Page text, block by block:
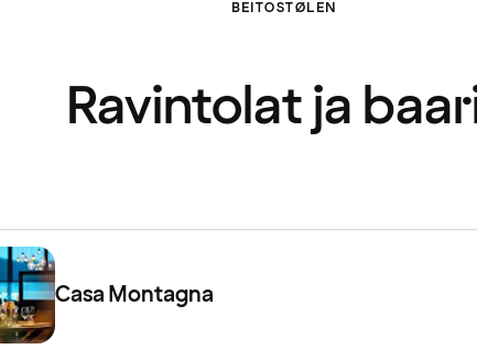
BEITOSTØLEN
Ravintolat ja
Casa Montagna